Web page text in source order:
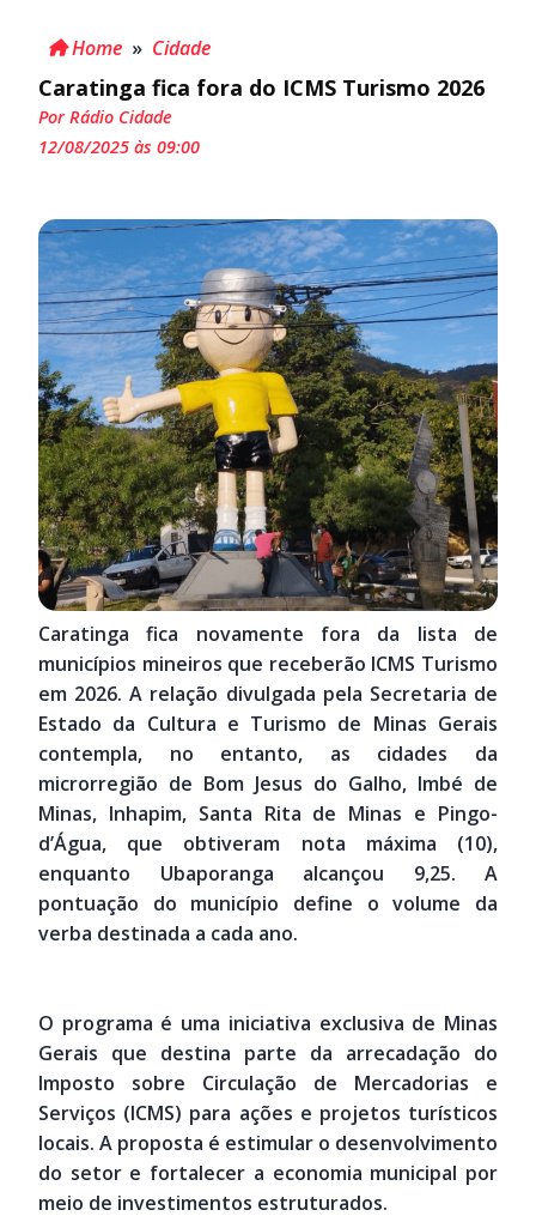
Home » Cidade
Caratinga fica fora do ICMS Turismo 2026
Por Rádio Cidade
12/08/2025 às 09:00
Caratinga fica novamente fora da lista de
municípios mineiros que receberão ICMS Turismo
em 2026. A relação divulgada pela Secretaria de
Estado da Cultura e Turismo de Minas Gerais
contempla, no entanto, as cidades da
microrregião de Bom Jesus do Galho, Imbé de
Minas, Inhapim, Santa Rita de Minas e Pingo-
d’Água, que obtiveram nota máxima (10),
enquanto Ubaporanga alcançou 9,25. A
pontuação do município define o volume da
verba destinada a cada ano.
O programa é uma iniciativa exclusiva de Minas
Gerais que destina parte da arrecadação do
Imposto sobre Circulação de Mercadorias e
Serviços (ICMS) para ações e projetos turísticos
locais. A proposta é estimular o desenvolvimento
do setor e fortalecer a economia municipal por
meio de investimentos estruturados.